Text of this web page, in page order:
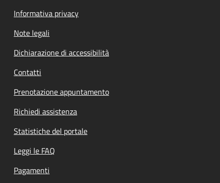
Informativa privacy
Note legali
Dichiarazione di accessibilità
Contatti
Prenotazione appuntamento
Richiedi assistenza
Statistiche del portale
Leggi le FAQ
Pagamenti